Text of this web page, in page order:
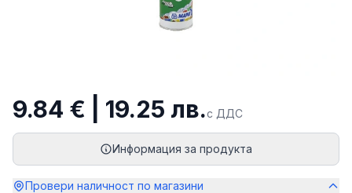
9.84 € | 19.25 лв.с ДДС
Информация за продукта
Провери наличност по магазини